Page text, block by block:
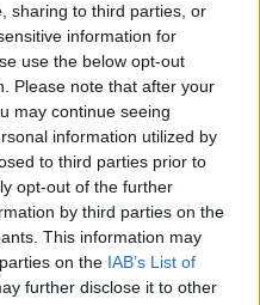
sharing to third parties, or
information for
use the below opt-out
Please note that after your
may continue seeing
information utilized by
to third parties prior to
opt-out of the further
by third parties on the
This information may
on the IAB’s List of
further disclose it to other
papoušků, zajistili
Celníci odhalili gang
překupníků chráněných druhů
papoušků působící v několika
krajích a zajistili asi stovku
ptáků. S odchytem a
v Praze, Zlíně a Ostravě. V
dočasné útočiště. V
mluvčí Celní správy ČR
policie.